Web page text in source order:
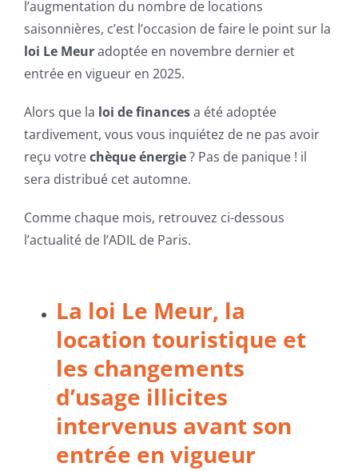
l’augmentation du nombre de locations
saisonnières, c’est l’occasion de faire le point sur la
loi Le Meuradoptée en novembre dernier et
entrée en vigueur en 2025.
Alors que la loi de financesa été adoptée
tardivement, vous vous inquiétez de ne pas avoir
reçu votrechèque énergie? Pas de panique ! il
sera distribué cet automne.
Comme chaque mois, retrouvez ci-dessous
l’actualité de l’ADIL de Paris.
La loi Le Meur, la
location touristique et
les changements
d’usage illicites
intervenus avant son
entrée en vigueur